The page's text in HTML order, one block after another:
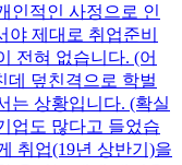
인적인 사정으로 인
제대로 취업준비
전혀 없습니다. (어
데 덮친격으로 학벌
는 상황입니다. (확실
업도 많다고 들었습
취업(19년 상반기)을